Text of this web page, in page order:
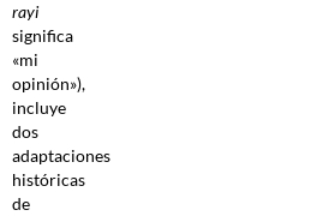
rayi
significa
«mi
opinión»),
incluye
dos
adaptaciones
históricas
de